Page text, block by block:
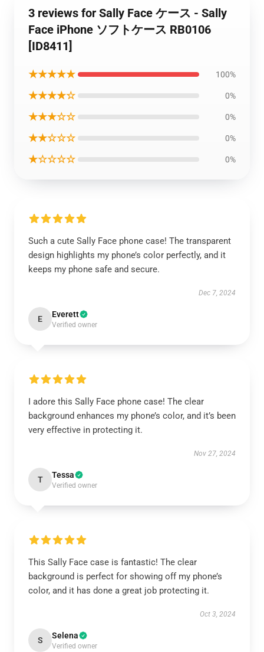
3 reviews for Sally Face ケース - Sally
Face iPhone ソフトケース RB0106
[ID8411]
★★★★★ 100%
★★★★☆ 0%
★★★☆☆ 0%
★★☆☆☆ 0%
★☆☆☆☆ 0%
Such a cute Sally Face phone case! The transparent
design highlights my phone’s color perfectly, and it
keeps my phone safe and secure.
Dec 7, 2024
E Everett
Verified owner
I adore this Sally Face phone case! The clear
background enhances my phone’s color, and it’s been
very effective in protecting it.
Nov 27, 2024
T Tessa
Verified owner
This Sally Face case is fantastic! The clear
background is perfect for showing off my phone’s
color, and it has done a great job protecting it.
Oct 3, 2024
S Selena
Verified owner